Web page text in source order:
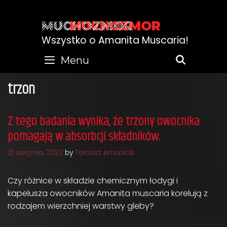
MUCHOZMOR
Wszystko o Amanita Muscaria!
Menu
trzon
Z tego badania wynika, że trzony owocnika
pomagają w absorbcji składników.
21 sierpnia, 2023 by Tomasz Amanicki
Czy różnice w składzie chemicznym łodygi i
kapelusza owocników Amanita muscaria korelują z
rodzajem wierzchniej warstwy gleby?